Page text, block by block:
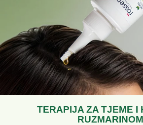
TERAPIJA ZA TJEME I
RUZMARINOM